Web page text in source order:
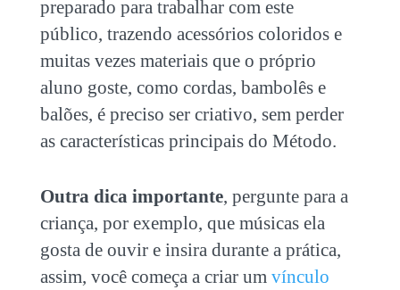
preparado para trabalhar com este
público, trazendo acessórios coloridos e
muitas vezes materiais que o próprio
aluno goste, como cordas, bambolês e
balões, é preciso ser criativo, sem perder
as características principais do Método.
Outra dica importante, pergunte para a
criança, por exemplo, que músicas ela
gosta de ouvir e insira durante a prática,
assim, você começa a criar um vínculo